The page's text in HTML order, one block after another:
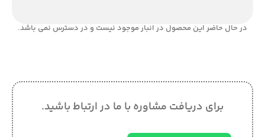
در حال حاضر این محصول در انبار موجود نیست و در دسترس نمی باشد.
برای دریافت مشاوره با ما در ارتباط باشید.